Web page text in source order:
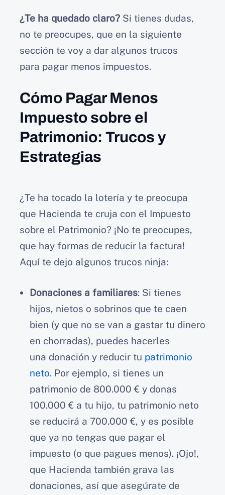
¿Te ha quedado claro? Si tienes dudas,
no te preocupes, que en la siguiente
sección te voy a dar algunos trucos
para pagar menos impuestos.
Cómo Pagar Menos
Impuesto sobre el
Patrimonio: Trucos y
Estrategias
¿Te ha tocado la lotería y te preocupa
que Hacienda te cruja con el Impuesto
sobre el Patrimonio? ¡No te preocupes,
que hay formas de reducir la factura!
Aquí te dejo algunos trucos ninja:
Donaciones a familiares: Si tienes
hijos, nietos o sobrinos que te caen
bien (y que no se van a gastar tu dinero
en chorradas), puedes hacerles
una donación y reducir tu patrimonio
neto. Por ejemplo, si tienes un
patrimonio de 800.000 € y donas
100.000 € a tu hijo, tu patrimonio neto
se reducirá a 700.000 €, y es posible
que ya no tengas que pagar el
impuesto (o que pagues menos). ¡Ojo!,
que Hacienda también grava las
donaciones, así que asegúrate de